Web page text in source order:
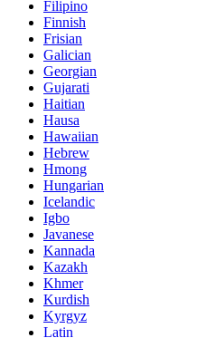
Filipino
Finnish
Frisian
Galician
Georgian
Gujarati
Haitian
Hausa
Hawaiian
Hebrew
Hmong
Hungarian
Icelandic
Igbo
Javanese
Kannada
Kazakh
Khmer
Kurdish
Kyrgyz
Latin